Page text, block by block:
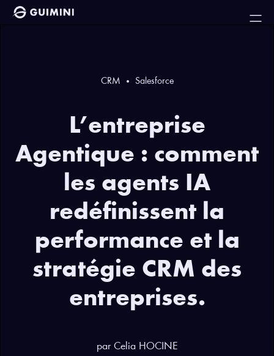
CRM Salesforce
L’entreprise
Agentique : comment
les agents IA
redéfinissent la
performance et la
stratégie CRM des
entreprises.
par Celia HOCINE